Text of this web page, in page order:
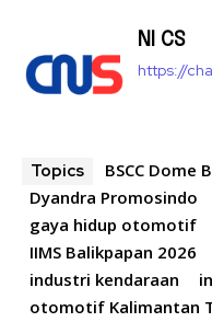
NI CS
https://
Topics
BSCC Dome
Dyandra Promosindo
gaya hidup otomotif
IIMS Balikpapan 2026
industri kendaraan
otomotif Kalimantan